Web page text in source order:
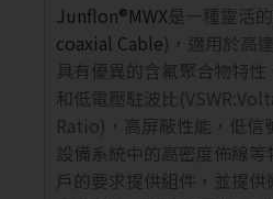
Junflon®MWX是一種靈活的
coaxial Cable)，適用於高
具有優異的含氟聚合物特
和低電壓駐波比
Ratio)，高屏蔽性能，低信
設備系統中的高密度佈線
戶的要求提供組件，並提